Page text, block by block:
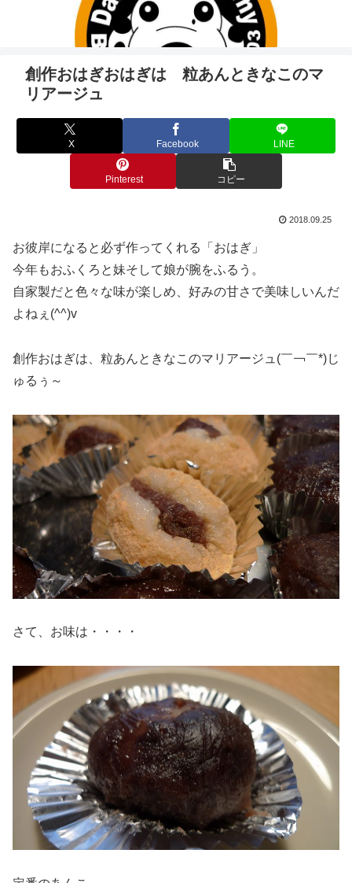
創作おはぎおはぎは 粒あんときなこのマ
リアージュ
X Facebook LINE
Pinterest コピー
2018.09.25
お彼岸になると必ず作ってくれる「おはぎ」
今年もおふくろと妹そして娘が腕をふるう。
自家製だと色々な味が楽しめ、好みの甘さで美味しいんだ
よねぇ(^^)v
創作おはぎは、粒あんときなこのマリアージュ(￣￢￣*)じ
ゅるぅ～
さて、お味は・・・・